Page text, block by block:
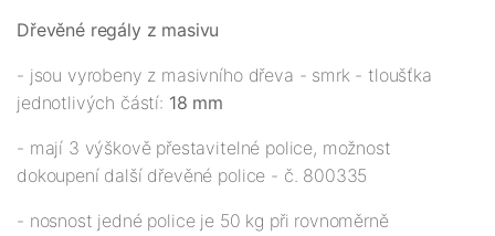
Dřevěné regály z masivu
- jsou vyrobeny z masivního dřeva - smrk - tloušťka
jednotlivých částí: 18 mm
- mají 3 výškově přestavitelné police, možnost
dokoupení další dřevěné police - č. 800335
- nosnost jedné police je 50 kg při rovnoměrně